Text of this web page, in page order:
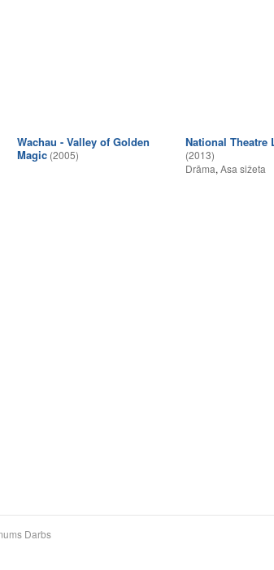
Wachau - Valley of Golden
Magic (2005)
National Theatre
(2013)
Drāma, Asa sižeta
Darbs